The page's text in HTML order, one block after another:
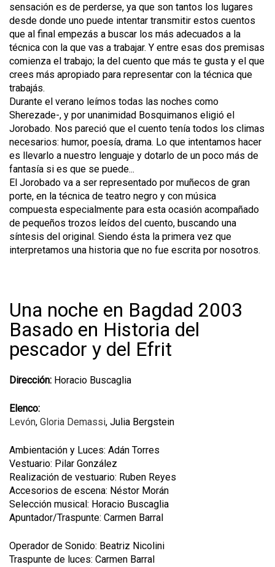
sensación es de perderse, ya que son tantos los lugares
desde donde uno puede intentar transmitir estos cuentos
que al final empezás a buscar los más adecuados a la
técnica con la que vas a trabajar. Y entre esas dos premisas
comienza el trabajo; la del cuento que más te gusta y el que
crees más apropiado para representar con la técnica que
trabajás.
Durante el verano leímos todas las noches como
Sherezade-, y por unanimidad Bosquimanos eligió el
Jorobado. Nos pareció que el cuento tenía todos los climas
necesarios: humor, poesía, drama. Lo que intentamos hacer
es llevarlo a nuestro lenguaje y dotarlo de un poco más de
fantasía si es que se puede...
El Jorobado va a ser representado por muñecos de gran
porte, en la técnica de teatro negro y con música
compuesta especialmente para esta ocasión acompañado
de pequeños trozos leídos del cuento, buscando una
síntesis del original. Siendo ésta la primera vez que
interpretamos una historia que no fue escrita por nosotros.
Una noche en Bagdad 2003
Basado en Historia del
pescador y del Efrit
Dirección: Horacio Buscaglia
Elenco:
Levón, Gloria Demassi, Julia Bergstein
Ambientación y Luces: Adán Torres
Vestuario: Pilar González
Realización de vestuario: Ruben Reyes
Accesorios de escena: Néstor Morán
Selección musical: Horacio Buscaglia
Apuntador/Traspunte: Carmen Barral
Operador de Sonido: Beatriz Nicolini
Traspunte de luces: Carmen Barral